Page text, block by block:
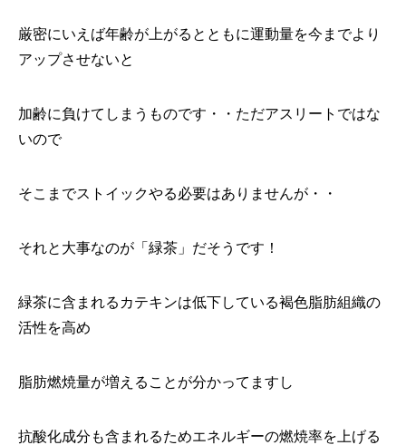
厳密にいえば年齢が上がるとともに運動量を今までより
アップさせないと
加齢に負けてしまうものです・・ただアスリートではな
いので
そこまでストイックやる必要はありませんが・・
それと大事なのが「緑茶」だそうです！
緑茶に含まれるカテキンは低下している褐色脂肪組織の
活性を高め
脂肪燃焼量が増えることが分かってますし
抗酸化成分も含まれるためエネルギーの燃焼率を上げる